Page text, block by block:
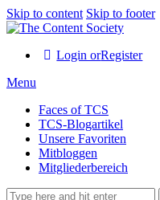
Skip to content Skip to footer
Login orRegister
Menu
Faces of TCS
TCS-Blogartikel
Unsere Favoriten
Mitbloggen
Mitgliederbereich